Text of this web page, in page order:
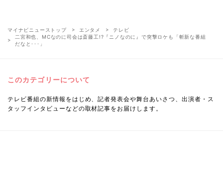
マイナビニューストップ エンタメ
テレビ
二宮和也、MCなのに司会は斎藤工!?『ニノなのに』で突撃ロケも「斬新な番組
だなと･･･」
このカテゴリーについて
テレビ番組の新情報をはじめ、記者発表会や舞台あいさつ、出演者・ス
タッフインタビューなどの取材記事をお届けします。